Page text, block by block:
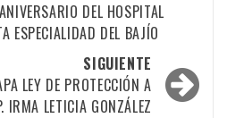
DEL HOSPITAL
ESPECIALIDAD DEL BAJÍO
SIGUIENTE
LEY DE PROTECCIÓN A
IRMA LETICIA GONZÁLEZ